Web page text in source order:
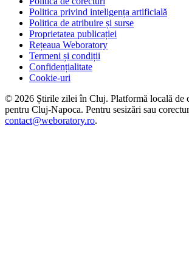
Politica privind inteligența artificială
Politica de atribuire și surse
Proprietatea publicației
Rețeaua Weboratory
Termeni și condiții
Confidențialitate
Cookie-uri
© 2026 Știrile zilei în Cluj. Platformă locală de
pentru Cluj-Napoca. Pentru sesizări sau
contact@weboratory.ro.